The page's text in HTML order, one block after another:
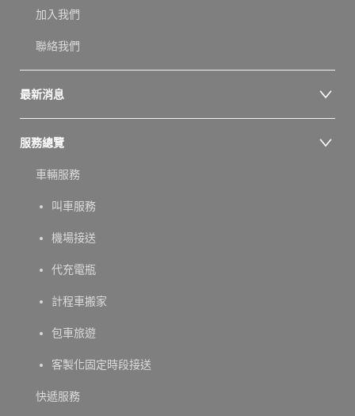
加入我們
聯絡我們
最新消息
服務總覽
車輛服務
叫車服務
機場接送
代充電瓶
計程車搬家
包車旅遊
客製化固定時段接送
快遞服務